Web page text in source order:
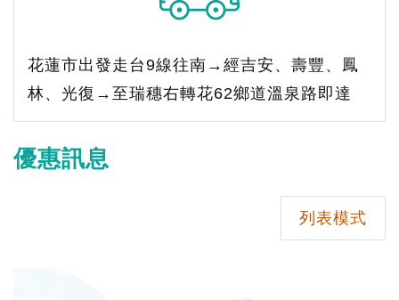
花蓮市出發走台9線往南→經吉安、壽豐、鳳
林、光復→至瑞穗右轉花62鄉道溫泉路即達
優惠訊息
列表模式